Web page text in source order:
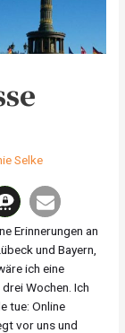
Selke
Erinnerungen an
und Bayern,
ich eine
Wochen. Ich
tue: Online
vor uns und